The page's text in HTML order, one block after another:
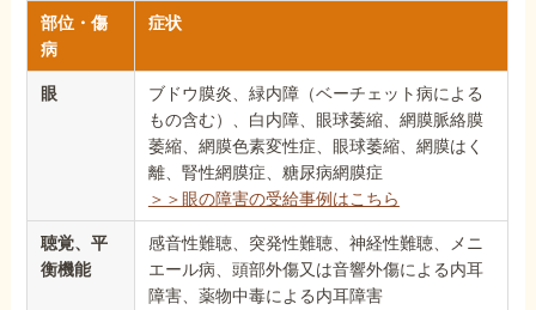
部位・傷
病
症状
眼
ブドウ膜炎、緑内障（ベーチェット病による
もの含む）、白内障、眼球萎縮、網膜脈絡膜
萎縮、網膜色素変性症、眼球萎縮、網膜はく
離、腎性網膜症、糖尿病網膜症
＞＞眼の障害の受給事例はこちら
聴覚、平
衡機能
感音性難聴、突発性難聴、神経性難聴、メニ
エール病、頭部外傷又は音響外傷による内耳
障害、薬物中毒による内耳障害